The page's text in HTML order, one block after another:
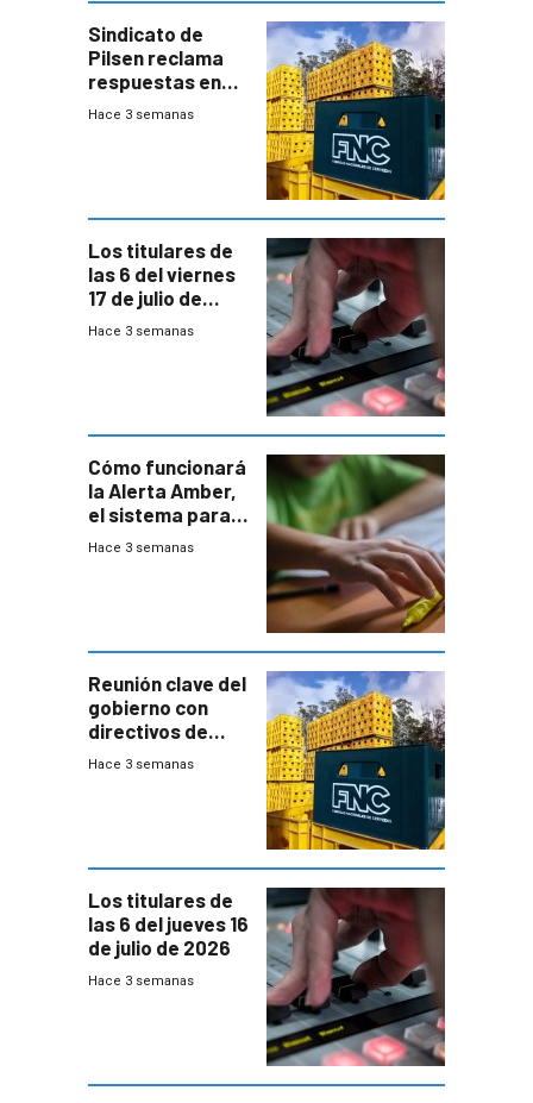
Sindicato de
Pilsen reclama
respuestas en
medio de
Hace 3 semanas
Los titulares de
las 6 del viernes
17 de julio de
2026
Hace 3 semanas
Cómo funcionará
la Alerta Amber,
el sistema para
la búsqueda
Hace 3 semanas
Reunión clave del
gobierno con
directivos de
Fábricas
Hace 3 semanas
Los titulares de
las 6 del jueves 16
de julio de 2026
Hace 3 semanas